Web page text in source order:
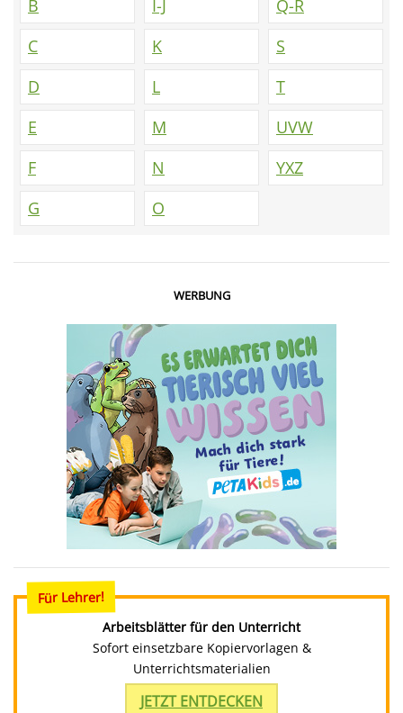
B
C
D
E
F
G
I-J
K
L
M
N
O
Q-R
S
T
UVW
YXZ
WERBUNG
Für Lehrer!
Arbeitsblätter für den Unterricht
Sofort einsetzbare Kopiervorlagen &
Unterrichtsmaterialien
JETZT ENTDECKEN